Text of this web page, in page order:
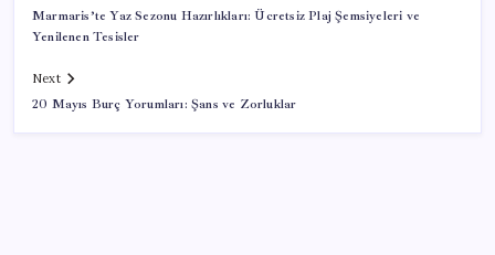
Marmaris’te Yaz Sezonu Hazırlıkları: Ücretsiz Plaj Şemsiyeleri ve
Yenilenen Tesisler
Next
20 Mayıs Burç Yorumları: Şans ve Zorluklar